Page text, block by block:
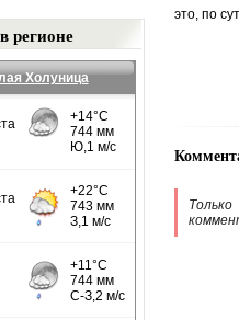
регионе
Холуница
это, по